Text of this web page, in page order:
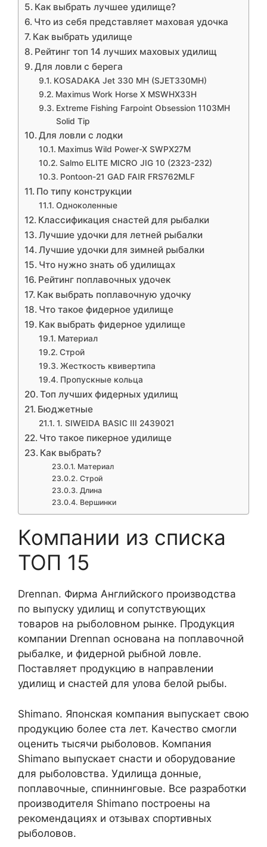
Как выбрать лучшее удилище?
Что из себя представляет маховая удочка
Как выбрать удилище
Рейтинг топ 14 лучших маховых удилищ
Для ловли с берега
KOSADAKA Jet 330 MH (SJET330MH)
Maximus Work Horse X MSWHX33H
Extreme Fishing Farpoint Obsession 1103MH
Solid Tip
Для ловли с лодки
Maximus Wild Power-X SWPX27M
Salmo ELITE MICRO JIG 10 (2323-232)
Pontoon-21 GAD FAIR FRS762MLF
По типу конструкции
Одноколенные
Классификация снастей для рыбалки
Лучшие удочки для летней рыбалки
Лучшие удочки для зимней рыбалки
Что нужно знать об удилищах
Рейтинг поплавочных удочек
Как выбрать поплавочную удочку
Что такое фидерное удилище
Как выбрать фидерное удилище
Материал
Строй
Жесткость квивертипа
Пропускные кольца
Топ лучших фидерных удилищ
Бюджетные
1. SIWEIDA BASIC III 2439021
Что такое пикерное удилище
Как выбрать?
Материал
Строй
Длина
Вершинки
Компании из списка
ТОП 15
Drennan. Фирма Английского производства
по выпуску удилищ и сопутствующих
товаров на рыболовном рынке. Продукция
компании Drennan основана на поплавочной
рыбалке, и фидерной рыбной ловле.
Поставляет продукцию в направлении
удилищ и снастей для улова белой рыбы.
Shimano. Японская компания выпускает свою
продукцию более ста лет. Качество смогли
оценить тысячи рыболовов. Компания
Shimano выпускает снасти и оборудование
для рыболовства. Удилища донные,
поплавочные, спиннинговые. Все разработки
производителя Shimano построены на
рекомендациях и отзывах спортивных
рыболовов.